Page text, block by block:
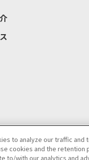
リシー個人情報及び特定
to analyze our traffic and
cookies and the retention
to/with our analytics and